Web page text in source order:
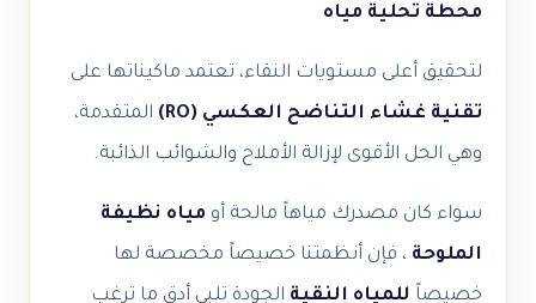
محطة تحلية مياه
لتحقيق أعلى مستويات النقاء، تعتمد ماكيناتها على
تقنية غشاء التناضح العكسي (RO)
المتقدمة،
وهي الحل الأقوى لإزالة الأملاح والشوائب الذائبة.
سواء كان مصدرك مياهاً مالحة أو مياه نظيفة
الملوحة ، فإن أنظمتنا خصيصاً مخصصة لها
خصيصاً للمياه النقية الجودة تلبي أدق ما ترغب